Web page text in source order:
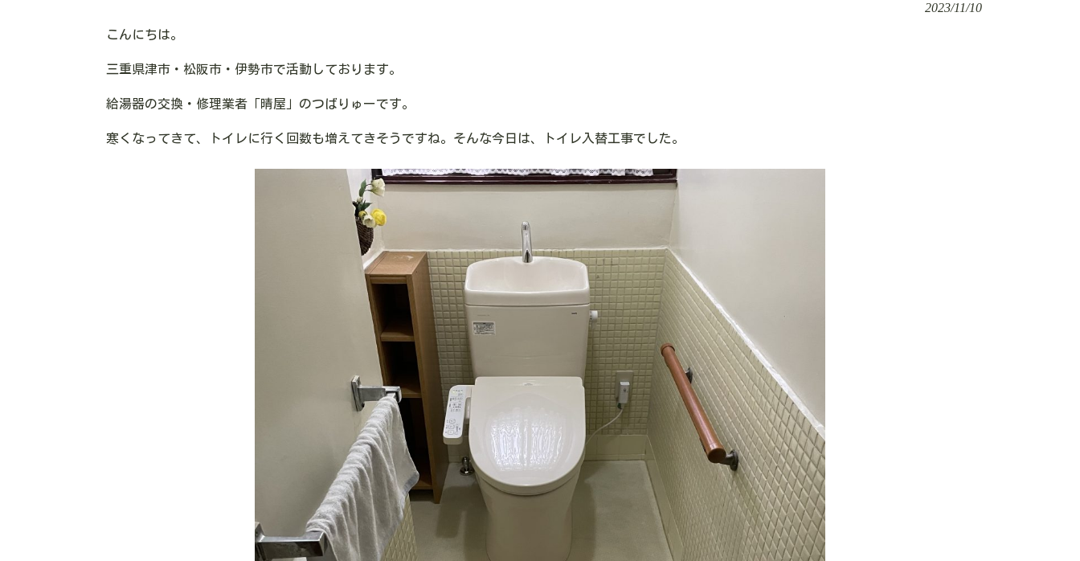
2023/11/10
こんにちは。
三重県津市・松阪市・伊勢市で活動しております。
給湯器の交換・修理業者「晴屋」のつばりゅーです。
寒くなってきて、トイレに行く回数も増えてきそうですね。そんな今日は、トイレ入替工事でした。